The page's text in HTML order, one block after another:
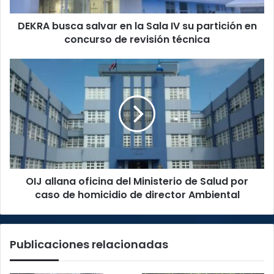
partición
en
revisión
técnica
DEKRA busca salvar en la Sala IV su partición en
concurso de revisión técnica
allana
oficina
Ministerio
de
Salud
por
caso
homicidio
OIJ allana oficina del Ministerio de Salud por
caso de homicidio de director Ambiental
Publicaciones relacionadas